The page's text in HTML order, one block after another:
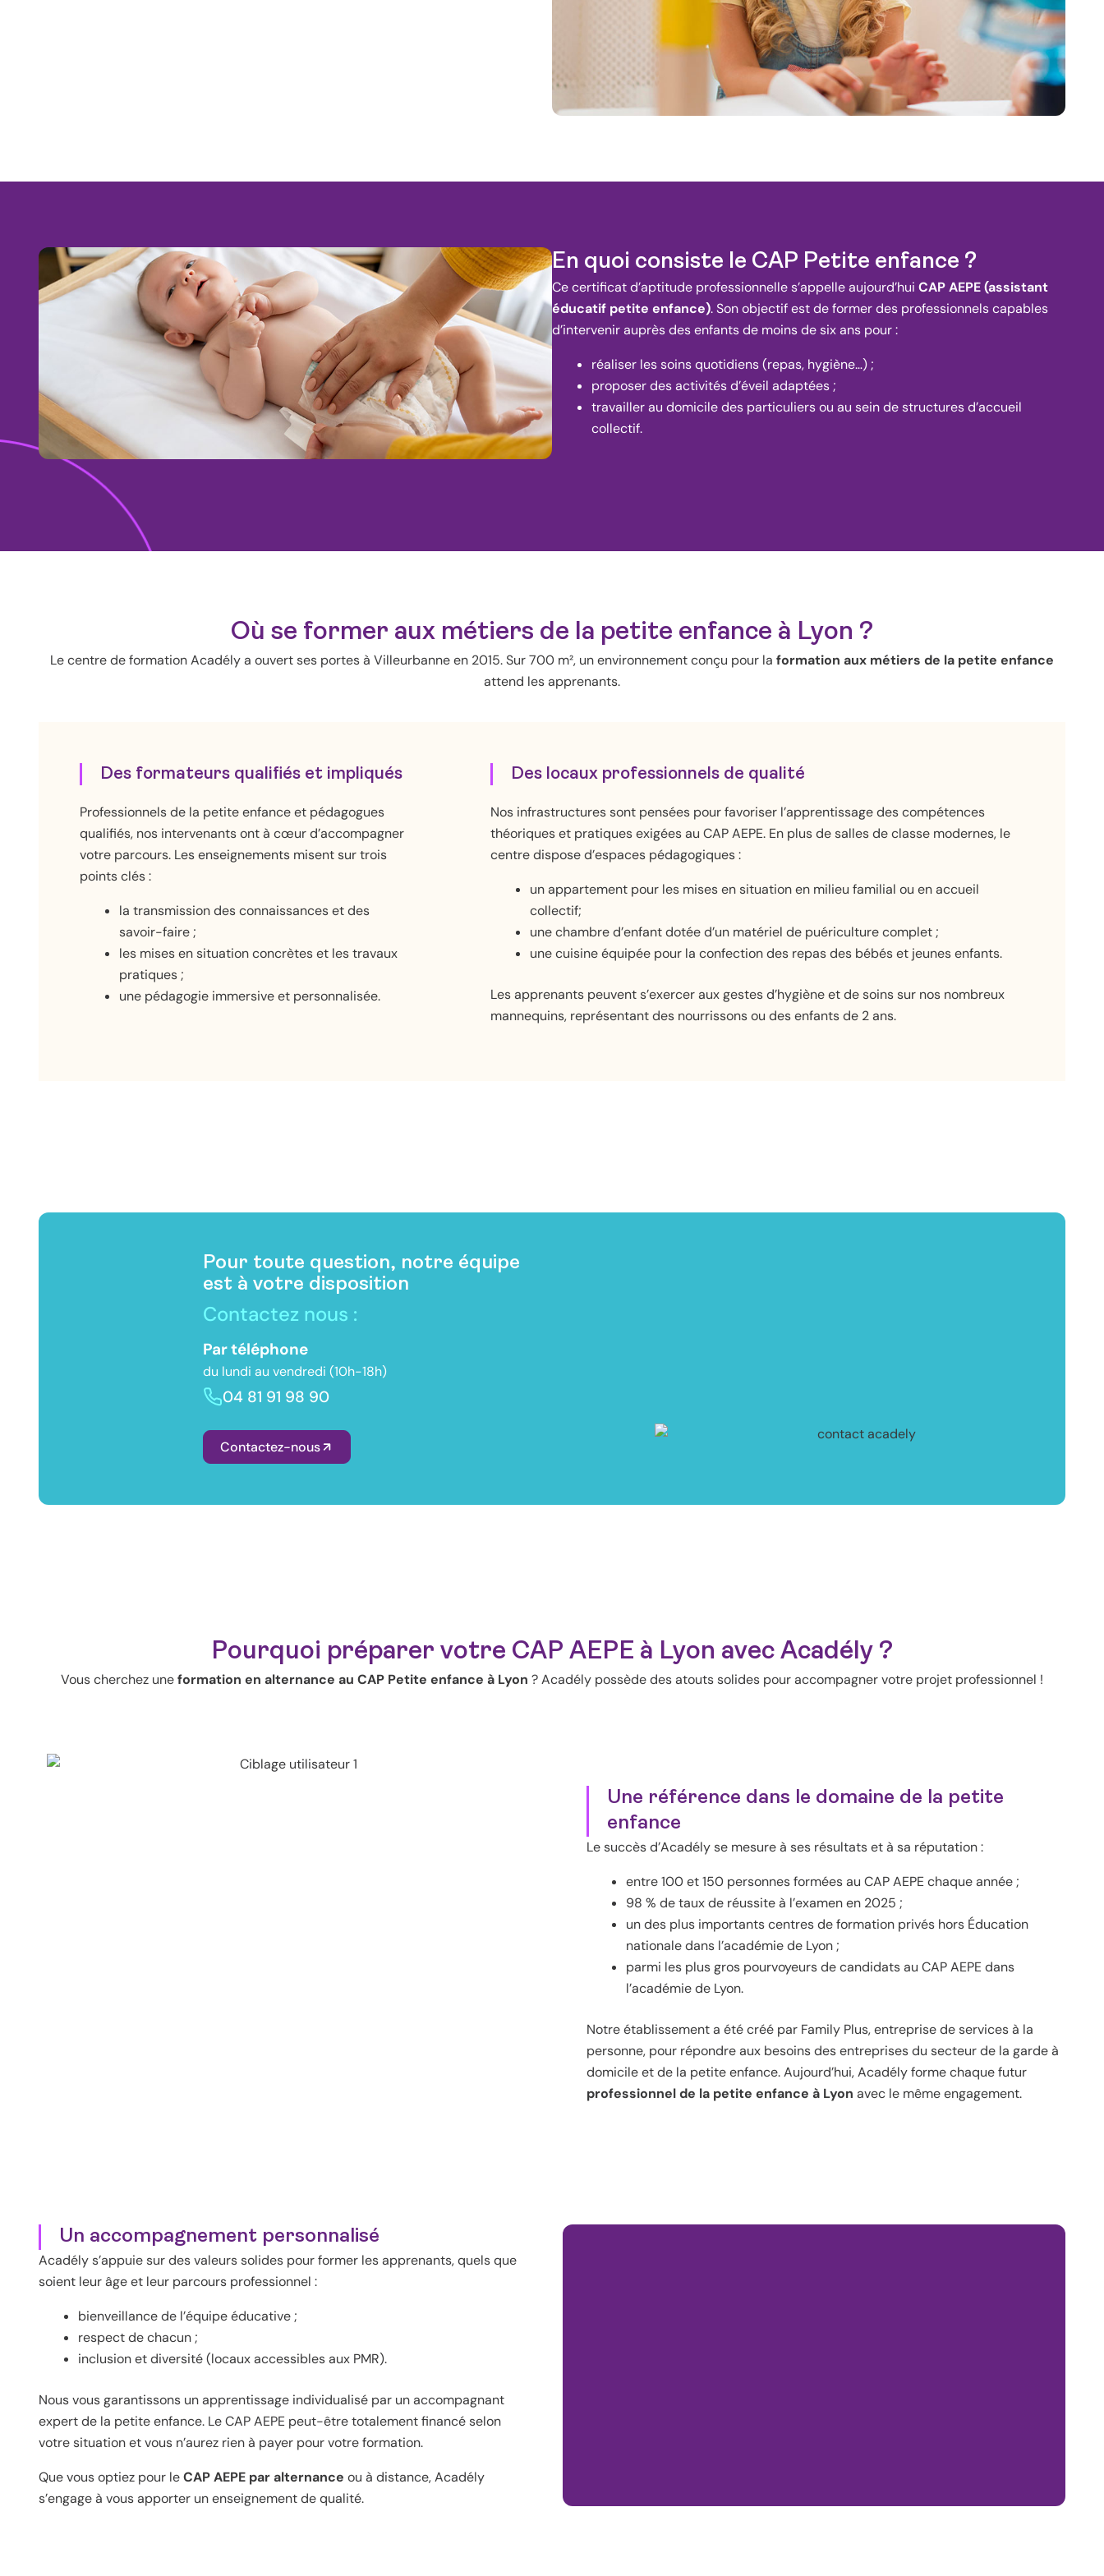
En quoi consiste le CAP Petite enfance ?
Ce certificat d’aptitude professionnelle s’appelle aujourd’hui CAP AEPE (assistant
éducatif petite enfance). Son objectif est de former des professionnels capables
d’intervenir auprès des enfants de moins de six ans pour :
réaliser les soins quotidiens (repas, hygiène…) ;
proposer des activités d’éveil adaptées ;
travailler au domicile des particuliers ou au sein de structures d’accueil
collectif.
Où se former aux métiers de la petite enfance à Lyon ?
Le centre de formation Acadély a ouvert ses portes à Villeurbanne en 2015. Sur 700 m², un environnement conçu pour la formation aux métiers de la petite enfance
attend les apprenants.
Des formateurs qualifiés et impliqués
Professionnels de la petite enfance et pédagogues
qualifiés, nos intervenants ont à cœur d’accompagner
votre parcours. Les enseignements misent sur trois
points clés :
la transmission des connaissances et des
savoir-faire ;
les mises en situation concrètes et les travaux
pratiques ;
une pédagogie immersive et personnalisée.
Des locaux professionnels de qualité
Nos infrastructures sont pensées pour favoriser l’apprentissage des compétences
théoriques et pratiques exigées au CAP AEPE. En plus de salles de classe modernes, le
centre dispose d’espaces pédagogiques :
un appartement pour les mises en situation en milieu familial ou en accueil
collectif;
une chambre d’enfant dotée d’un matériel de puériculture complet ;
une cuisine équipée pour la confection des repas des bébés et jeunes enfants.
Les apprenants peuvent s’exercer aux gestes d’hygiène et de soins sur nos nombreux
mannequins, représentant des nourrissons ou des enfants de 2 ans.
Pour toute question, notre équipe
est à votre disposition
Contactez nous :
Par téléphone
du lundi au vendredi (10h-18h)
04 81 91 98 90
Contactez-nous
Pourquoi préparer votre CAP AEPE à Lyon avec Acadély ?
Vous cherchez uneformation en alternance au CAP Petite enfance à Lyon ? Acadély possède des atouts solides pour accompagner votre projet professionnel !
Une référence dans le domaine de la petite
enfance
Le succès d’Acadély se mesure à ses résultats et à sa réputation :
entre 100 et 150 personnes formées au CAP AEPE chaque année ;
98 % de taux de réussite à l’examen en 2025 ;
un des plus importants centres de formation privés hors Éducation
nationale dans l’académie de Lyon ;
parmi les plus gros pourvoyeurs de candidats au CAP AEPE dans
l’académie de Lyon.
Notre établissement a été créé par Family Plus, entreprise de services à la
personne, pour répondre aux besoins des entreprises du secteur de la garde à
domicile et de la petite enfance. Aujourd’hui, Acadély forme chaque futur
professionnel de la petite enfance à Lyon avec le même engagement.
Un accompagnement personnalisé
Acadély s’appuie sur des valeurs solides pour former les apprenants, quels que
soient leur âge et leur parcours professionnel :
bienveillance de l’équipe éducative ;
respect de chacun ;
inclusion et diversité (locaux accessibles aux PMR).
Nous vous garantissons un apprentissage individualisé par un accompagnant
expert de la petite enfance. Le CAP AEPE peut-être totalement financé selon
votre situation et vous n’aurez rien à payer pour votre formation.
Que vous optiez pour leCAP AEPE par alternance ou à distance, Acadély
s’engage à vous apporter un enseignement de qualité.